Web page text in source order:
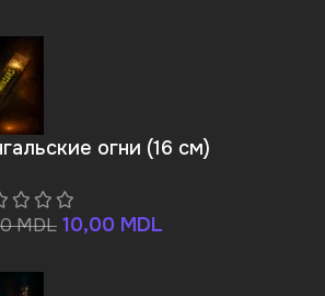
огни (16 см)
MDL 10,00 MDL